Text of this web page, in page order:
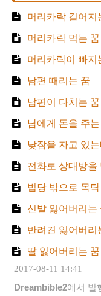
머리카락 길어지
머리카락 먹는 꿈
머리카락이 빠지
남편 때리는 꿈
남편이 다치는 꿈
남에게 돈을 주는
낮잠을 자고 있
전화로 상대방을
법당 밖으로 목
신발 잃어버리는
반려견 잃어버리
딸 잃어버리는 꿈
2017-08-11 14:41
Dreambible2에서 발